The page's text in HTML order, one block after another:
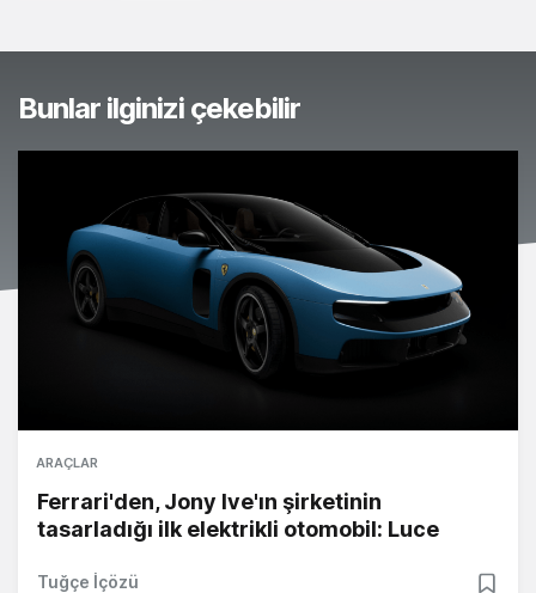
Bunlar ilginizi çekebilir
ARAÇLAR
Ferrari'den, Jony Ive'ın şirketinin
tasarladığı ilk elektrikli otomobil: Luce
Tuğçe İçözü